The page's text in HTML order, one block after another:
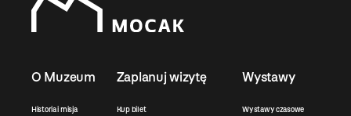
O Muzeum
Historia i misja
Zaplanuj wizytę
Kup bilet
Wystawy
Wystawy czasowe